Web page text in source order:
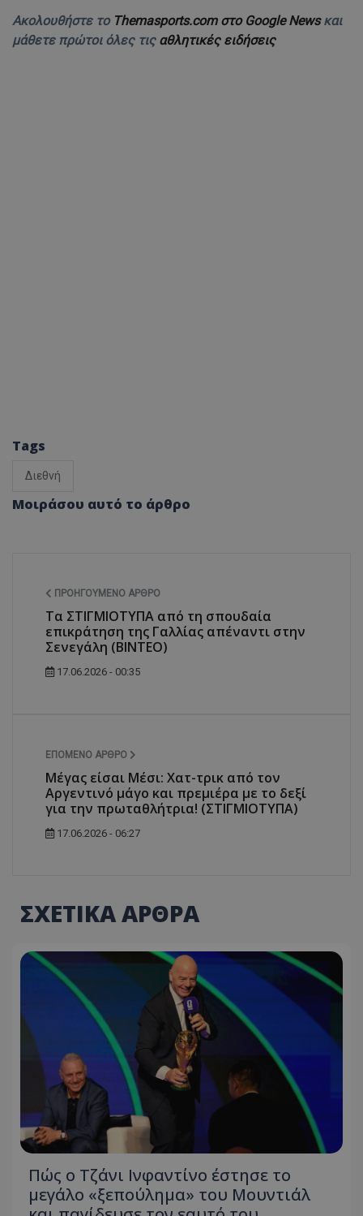
Ακολουθήστε το Themasports.com στο Google Newsκαι
μάθετε πρώτοι όλες τις αθλητικές ειδήσεις
Tags
Διεθνή
Μοιράσου αυτό το άρθρο
ΠΡΟΗΓΟΎΜΕΝΟ ΆΡΘΡΟ
Τα ΣΤΙΓΜΙΟΤΥΠΑ από τη σπουδαία
επικράτηση της Γαλλίας απέναντι στην
Σενεγάλη (ΒΙΝΤΕΟ)
17.06.2026 - 00:35
ΕΠΌΜΕΝΟ ΆΡΘΡΟ
Μέγας είσαι Μέσι: Χατ-τρικ από τον
Αργεντινό μάγο και πρεμιέρα με το δεξί
για την πρωταθλήτρια! (ΣΤΙΓΜΙΟΤΥΠΑ)
17.06.2026 - 06:27
ΣΧΕΤΙΚΑ ΑΡΘΡΑ
Πώς ο Τζάνι Ινφαντίνο έστησε το
μεγάλο «ξεπούλημα» του Μουντιάλ